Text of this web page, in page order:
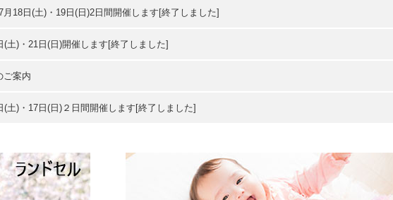
18日(土)・19日(日)2日間開催します[終了しました]
土)・21日(日)開催します[終了しました]
ご案内
(土)・17日(日)２日間開催します[終了しました]